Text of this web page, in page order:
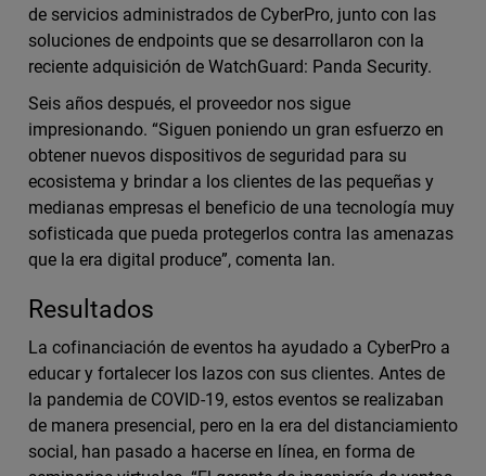
de servicios administrados de CyberPro, junto con las
soluciones de endpoints que se desarrollaron con la
reciente adquisición de WatchGuard: Panda Security.
Seis años después, el proveedor nos sigue
impresionando. “Siguen poniendo un gran esfuerzo en
obtener nuevos dispositivos de seguridad para su
ecosistema y brindar a los clientes de las pequeñas y
medianas empresas el beneficio de una tecnología muy
sofisticada que pueda protegerlos contra las amenazas
que la era digital produce”, comenta Ian.
Resultados
La cofinanciación de eventos ha ayudado a CyberPro a
educar y fortalecer los lazos con sus clientes. Antes de
la pandemia de COVID-19, estos eventos se realizaban
de manera presencial, pero en la era del distanciamiento
social, han pasado a hacerse en línea, en forma de